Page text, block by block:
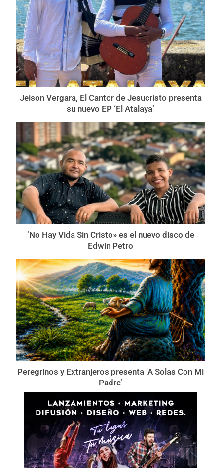
Jeison Vergara, El Cantor de Jesucristo presenta
su nuevo EP ‘El Atalaya’
‘No Hay Vida Sin Cristo» es el nuevo disco de
Edwin Petro
Peregrinos y Extranjeros presenta ‘A Solas Con Mi
Padre’